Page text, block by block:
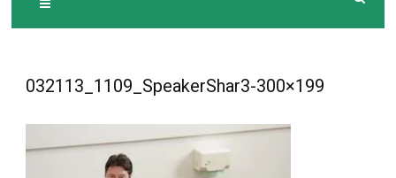
032113_1109_SpeakerShar3-300×199